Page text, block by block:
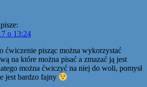
pisze:
o 13:24
ćwiczenie pisząc można wykorzystać
na które można pisać a zmazać ją jest
można ćwiczyć na niej do woli, pomysł
jest bardzo fajny